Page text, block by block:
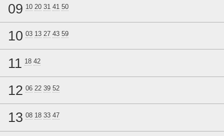
09 10 20 31 41 50
10 03 13 27 43 59
11 18 42
12 06 22 39 52
13 08 18 33 47